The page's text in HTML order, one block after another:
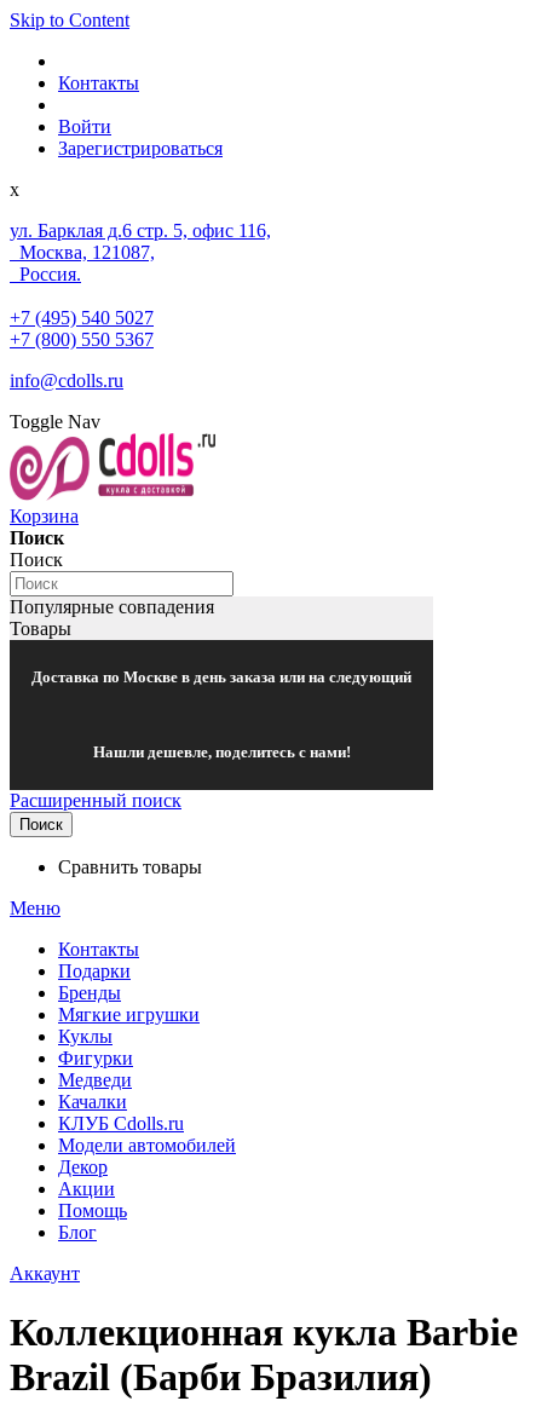
Skip to Content
Контакты
Войти
Зарегистрироваться
x
ул. Барклая д.6 стр. 5, офис 116,
Москва, 121087,
Россия.
+7 (495) 540 5027
+7 (800) 550 5367
info@cdolls.ru
Toggle Nav
Корзина
Поиск
Поиск
Популярные совпадения
Товары
Доставка по Москве в день заказа или на следующий
Нашли дешевле, поделитесь с нами!
Расширенный поиск
Поиск
Сравнить товары
Меню
Контакты
Подарки
Бренды
Мягкие игрушки
Куклы
Фигурки
Медведи
Качалки
КЛУБ Cdolls.ru
Модели автомобилей
Декор
Акции
Помощь
Блог
Аккаунт
Коллекционная кукла Barbie
Brazil (Барби Бразилия)